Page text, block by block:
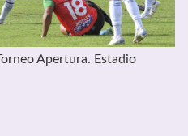
Apertura. Estadio